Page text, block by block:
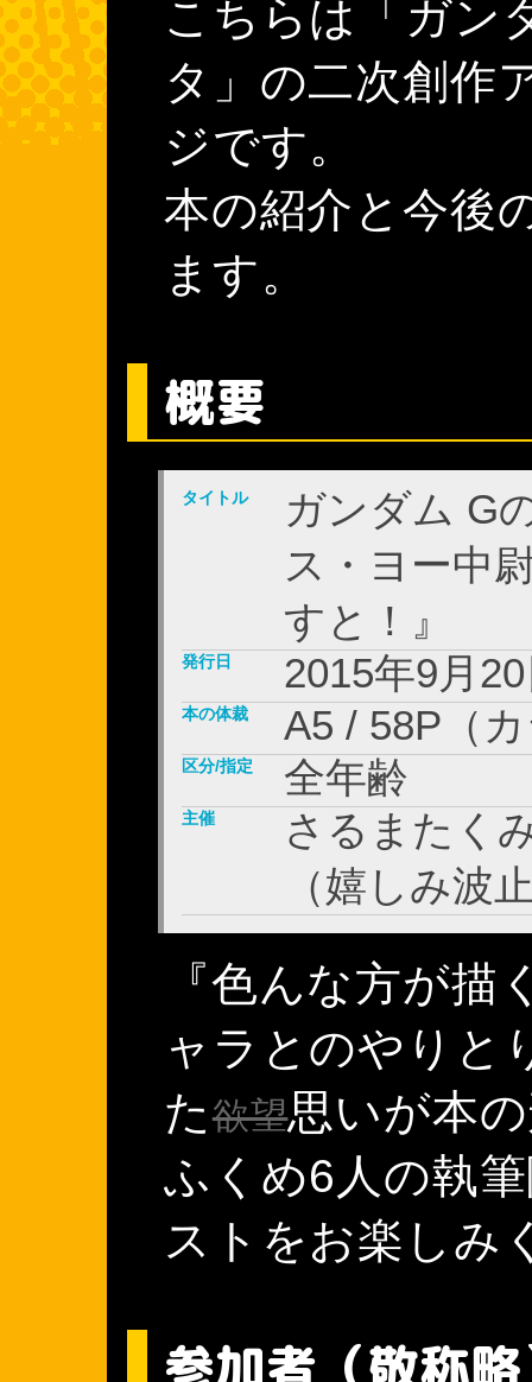
こちらは「ガン
タ」の二次創作
ジです。
本の紹介と今後
ます。
概要
タイトル
ガンダム G
ス・ヨー中
すと！』
発行日 2015年9月
本の体裁 A5 / 58P（
区分/指定 全年齢
主催
さるまたく
（嬉しみ波
『色んな方が
ャラとのやりと
た 欲望思いが本
ふくめ6人の執
ストをお楽しみ
参加者（敬称